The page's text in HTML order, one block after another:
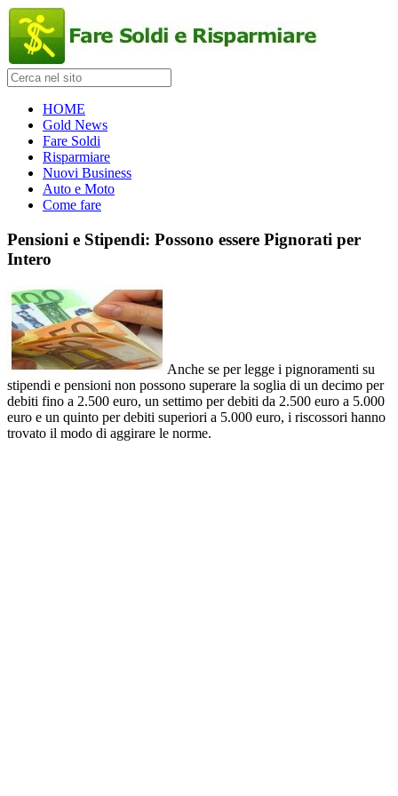
HOME
Gold News
Fare Soldi
Risparmiare
Nuovi Business
Auto e Moto
Come fare
Pensioni e Stipendi: Possono essere Pignorati per
Intero
Anche se per legge i pignoramenti su
stipendi e pensioni non possono superare la soglia di un decimo per
debiti fino a 2.500 euro, un settimo per debiti da 2.500 euro a 5.000
euro e un quinto per debiti superiori a 5.000 euro, i riscossori hanno
trovato il modo di aggirare le norme.